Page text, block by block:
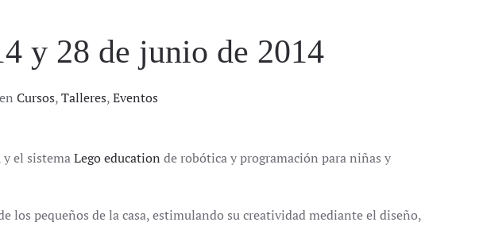
y 28 de junio de 2014
Cursos,Talleres,Eventos
y el sistemaLego education de robótica y programación para niñas y
los pequeños de la casa, estimulando su creatividad mediante el diseño,